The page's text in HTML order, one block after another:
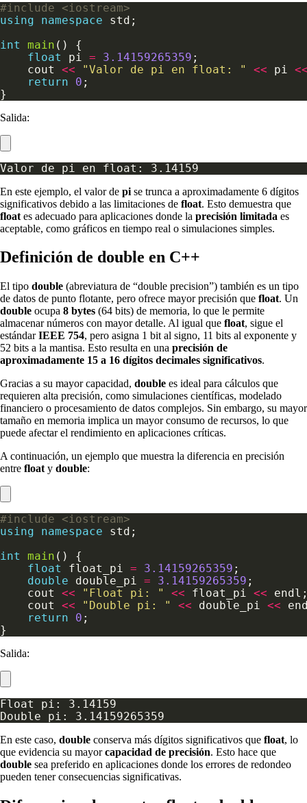
#include
<iostream>
using
namespace
int
main
float
pi = 3.14159265359
    cout
<< "Valor de pi en float: " << pi
return
0
Salida:
En este ejemplo, el valor de pi se trunca a aproximadamente 6 dígitos
significativos debido a las limitaciones de float. Esto demuestra que
float es adecuado para aplicaciones donde la precisión limitada es
aceptable, como gráficos en tiempo real o simulaciones simples.
Definición de double en C++
El tipo double (abreviatura de “double precision”) también es un tipo
de datos de punto flotante, pero ofrece mayor precisión que float. Un
double ocupa 8 bytes (64 bits) de memoria, lo que le permite
almacenar números con mayor detalle. Al igual que float, sigue el
estándarIEEE 754, pero asigna 1 bit al signo, 11 bits al exponente y
52 bits a la mantisa. Esto resulta en una precisión de
aproximadamente 15 a 16 dígitos decimales significativos.
Gracias a su mayor capacidad, double es ideal para cálculos que
requieren alta precisión, como simulaciones científicas, modelado
financiero o procesamiento de datos complejos. Sin embargo, su mayor
tamaño en memoria implica un mayor consumo de recursos, lo que
puede afectar el rendimiento en aplicaciones críticas.
A continuación, un ejemplo que muestra la diferencia en precisión
entre float y double:
#include
<iostream>
using
namespace
int
main
float
float_pi = 3.14159265359
double double_pi = 3.14159265359
    cout
<< "Float pi: " << float_pi <<
    cout
<< "Double pi: " << double_pi <<
return
0
Salida:
En este caso, double conserva más dígitos significativos que float, lo
que evidencia su mayorcapacidad de precisión. Esto hace que
double sea preferido en aplicaciones donde los errores de redondeo
pueden tener consecuencias significativas.